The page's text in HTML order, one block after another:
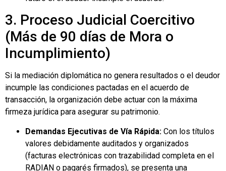
3. Proceso Judicial Coercitivo
(Más de 90 días de Mora o
Incumplimiento)
Si la mediación diplomática no genera resultados o el deudor
incumple las condiciones pactadas en el acuerdo de
transacción, la organización debe actuar con la máxima
firmeza jurídica para asegurar su patrimonio.
Demandas Ejecutivas de Vía Rápida: Con los títulos
valores debidamente auditados y organizados
(facturas electrónicas con trazabilidad completa en el
RADIAN o pagarés firmados), se presenta una